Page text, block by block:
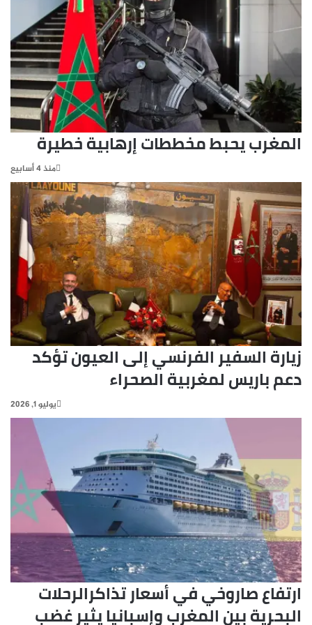
المغرب يحبط مخططات إرهابية خطيرة
منذ 4 أسابيع
زيارة السفير الفرنسي إلى العيون تؤكد
دعم باريس لمغربية الصحراء
يوليو 1, 2026
ارتفاع صاروخي في أسعار تذاكرالرحلات
البحرية بين المغرب وإسبانيا يثير غضب